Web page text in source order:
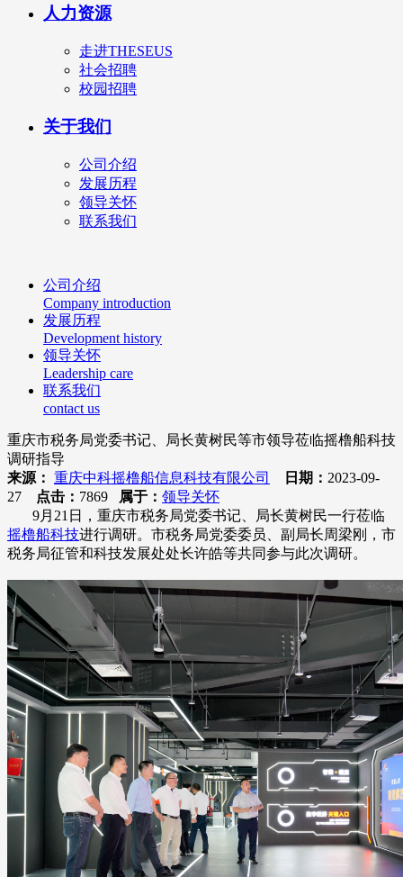
人力资源
走进THESEUS
社会招聘
校园招聘
关于我们
公司介绍
发展历程
领导关怀
联系我们
公司介绍
Company introduction
发展历程
Development history
领导关怀
Leadership care
联系我们
contact us
重庆市税务局党委书记、局长黄树民等市领导莅临摇橹船科技
调研指导
来源： 重庆中科摇橹船信息科技有限公司 日期： 2023-09-
27
点击： 7869 属于： 领导关怀
9月21日，重庆市税务局党委书记、局长黄树民一行莅临
摇橹船科技进行调研。市税务局党委委员、副局长周梁刚，市
税务局征管和科技发展处处长许皓等共同参与此次调研。